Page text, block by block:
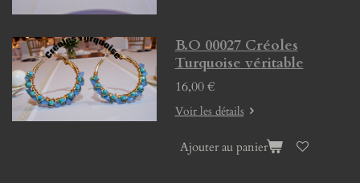
B.O 00027 Créoles
Turquoise véritable
16,00 €
Voir les détails
Ajouter au panier